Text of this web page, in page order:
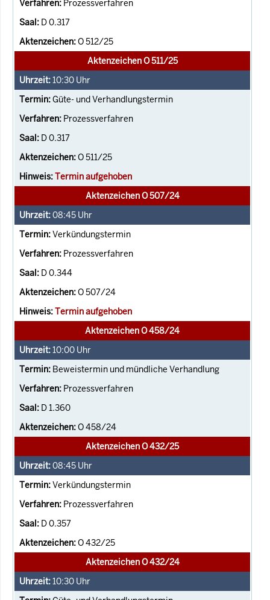
Prozessverfahren
D 0.317
O 512/25
Aktenzeichen O 511/25
10:30 Uhr
Güte- und Verhandlungstermin
Prozessverfahren
D 0.317
O 511/25
Termin aufgehoben
Aktenzeichen O 507/24
08:45 Uhr
Verkündungstermin
Prozessverfahren
D 0.344
O 507/24
Termin aufgehoben
Aktenzeichen O 458/24
10:00 Uhr
Beweistermin und mündliche Verhandlung
Prozessverfahren
D 1.360
O 458/24
Aktenzeichen O 432/25
08:45 Uhr
Verkündungstermin
Prozessverfahren
D 0.357
O 432/25
Aktenzeichen O 432/24
10:30 Uhr